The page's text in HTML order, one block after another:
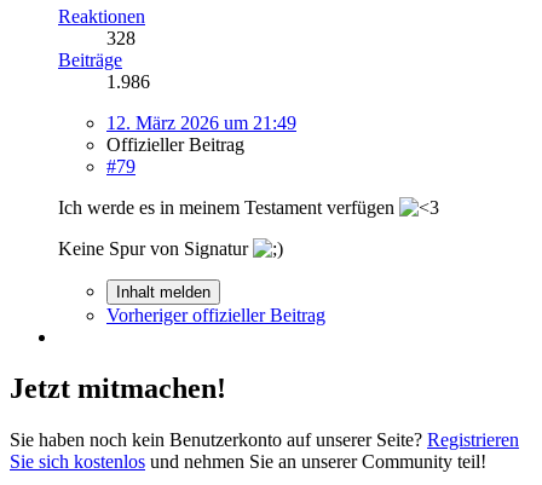
Reaktionen
328
Beiträge
1.986
12. März 2026 um 21:49
Offizieller Beitrag
#79
Ich werde es in meinem Testament verfügen
Keine Spur von Signatur
Inhalt melden
Vorheriger offizieller Beitrag
Jetzt mitmachen!
Sie haben noch kein Benutzerkonto auf unserer Seite? Registrieren
Sie sich kostenlos und nehmen Sie an unserer Community teil!